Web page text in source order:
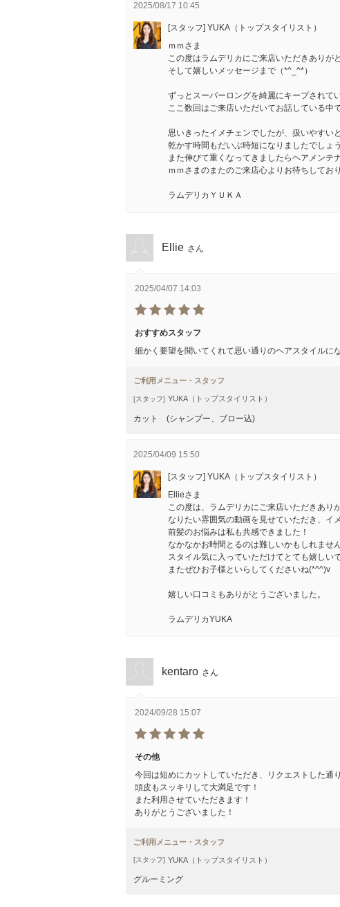
2025/08/17 10:45
[スタッフ] YUKA（トップスタイリスト）
ｍｍさま
この度はラムデリカにご来店いただきありが
そして嬉しいメッセージまで（*^_^*）
ずっとスーパーロングを綺麗にキープされて
ここ数回はご来店いただいてお話している中
思いきったイメチェンでしたが、扱いやすい
乾かす時間もだいぶ時短になりましたでしょ
また伸びて重くなってきましたらヘアメンテ
ｍｍさまのまたのご来店心よりお待ちしており
ラムデリカＹＵＫＡ
Ellie さん
2025/04/07 14:03
おすすめスタッフ
細かく要望を聞いてくれて思い通りのヘアスタイルに
ご利用メニュー・スタッフ
[スタッフ] YUKA（トップスタイリスト）
カット (シャンプー、ブロー込)
2025/04/09 15:50
[スタッフ] YUKA（トップスタイリスト）
Ellieさま
この度は、ラムデリカにご来店いただきあり
なりたい雰囲気の動画を見せていただき、
前髪のお悩みは私も共感できました！
なかなかお時間とるのは難しいかもしれませ
スタイル気に入っていただけてとても嬉しい
またぜひお子様といらしてくださいね(*^^)v
嬉しい口コミもありがとうございました。
ラムデリカYUKA
kentaro さん
2024/09/28 15:07
その他
今回は短めにカットしていただき、リクエストした通
頭皮もスッキリして大満足です！
また利用させていただきます！
ありがとうございました！
ご利用メニュー・スタッフ
[スタッフ] YUKA（トップスタイリスト）
グルーミング